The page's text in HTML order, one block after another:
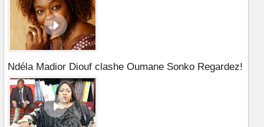
Ndéla Madior Diouf clashe Oumane Sonko Regardez!